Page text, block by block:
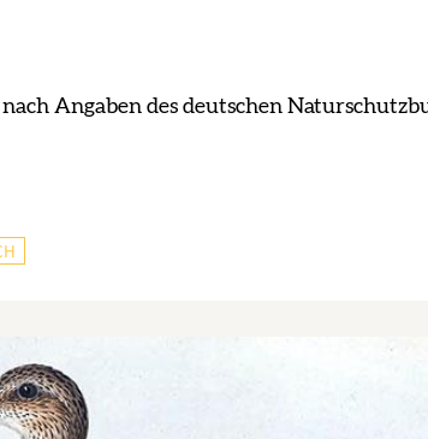
Angaben des deutschen